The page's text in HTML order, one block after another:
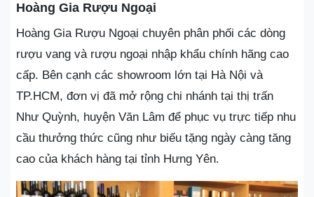
Hoàng Gia Rượu Ngoại
Hoàng Gia Rượu Ngoại chuyên phân phối các dòng
rượu vang và rượu ngoại nhập khẩu chính hãng cao
cấp. Bên cạnh các showroom lớn tại Hà Nội và
TP.HCM, đơn vị đã mở rộng chi nhánh tại thị trấn
Như Quỳnh, huyện Văn Lâm để phục vụ trực tiếp nhu
cầu thưởng thức cũng như biếu tặng ngày càng tăng
cao của khách hàng tại tỉnh Hưng Yên.